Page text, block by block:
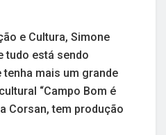
e Cultura, Simone
tudo está sendo
tenha mais um grande
“Campo Bom é
Corsan, tem produção